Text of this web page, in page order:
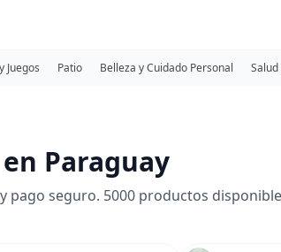
Juegos Patio Belleza y Cuidado Personal
Paraguay
seguro. 5000 productos